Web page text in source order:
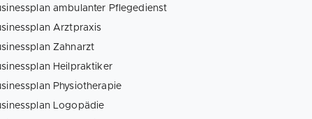
ambulanter Pflegedienst
Arztpraxis
Zahnarzt
Heilpraktiker
Physiotherapie
Logopädie